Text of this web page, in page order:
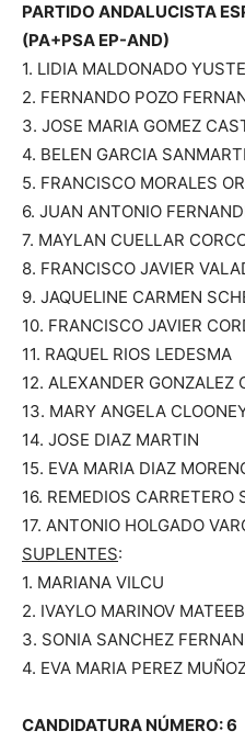
PARTIDO ANDALUCISTA
(PA+PSA EP-AND)
1. LIDIA MALDONADO YUSTE
2. FERNANDO POZO
3. JOSE MARIA GOMEZ
4. BELEN GARCIA
5. FRANCISCO MORALES
6. JUAN ANTONIO
7. MAYLAN CUELLAR
8. FRANCISCO JAVIER
9. JAQUELINE CARMEN
10. FRANCISCO JAVIER
11. RAQUEL RIOS LEDESMA
12. ALEXANDER GONZALEZ
13. MARY ANGELA
14. JOSE DIAZ MARTIN
15. EVA MARIA DIAZ
16. REMEDIOS CARRETERO
17. ANTONIO HOLGADO
SUPLENTES:
1. MARIANA VILCU
2. IVAYLO MARINOV MATEEB
3. SONIA SANCHEZ
4. EVA MARIA PEREZ
CANDIDATURA NÚMERO: 6